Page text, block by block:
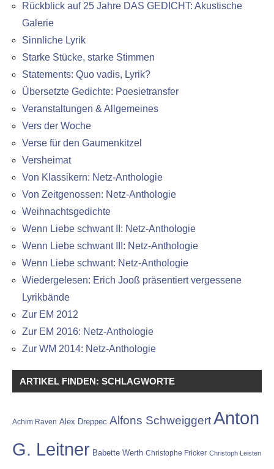
Rückblick auf 25 Jahre DAS GEDICHT: Akustische
Galerie
Sinnliche Lyrik
Starke Stücke, starke Stimmen
Statements: Quo vadis, Lyrik?
Übersetzte Gedichte: Poesietransfer
Veranstaltungen & Allgemeines
Vers der Woche
Verse für den Gaumenkitzel
Versheimat
Von Klassikern: Netz-Anthologie
Von Zeitgenossen: Netz-Anthologie
Weihnachtsgedichte
Wenn Liebe schwant II: Netz-Anthologie
Wenn Liebe schwant III: Netz-Anthologie
Wenn Liebe schwant: Netz-Anthologie
Wiedergelesen: Erich Jooß präsentiert vergessene
Lyrikbände
Zur EM 2012
Zur EM 2016: Netz-Anthologie
Zur WM 2014: Netz-Anthologie
ARTIKEL FINDEN: SCHLAGWORTE
Achim Raven Alex Dreppec Alfons SchweiggertAnton
G. Leitner Babette Werth Christophe Fricker Christoph Leisten